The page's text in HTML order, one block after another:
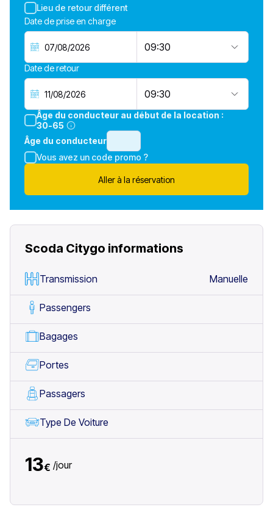
Lieu de retour différent
Date de prise en charge
09:30
Date de retour
09:30
Âge du conducteur au début de la location :
30-65
Âge du conducteur
Vous avez un code promo ?
Aller à la réservation
Scoda Citygo informations
Transmission Manuelle
Passengers
Bagages
Portes
Passagers
Type De Voiture
13€ /jour